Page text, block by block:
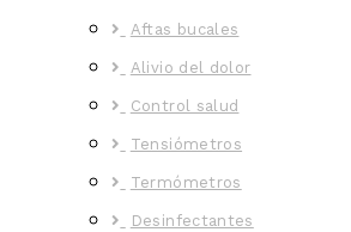
Aftas bucales
Alivio del dolor
Control salud
Tensiómetros
Termómetros
Desinfectantes